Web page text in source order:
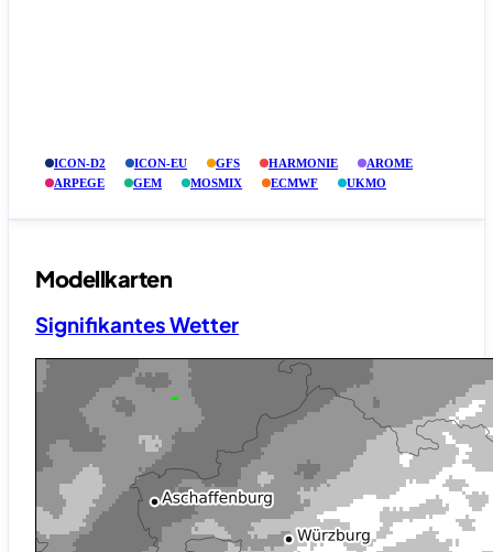
ICON-D2 ICON-EU GFS HARMONIE
AROME
ARPEGE
GEM MOSMIX ECMWF UKMO
Modellkarten
Signifikantes Wetter